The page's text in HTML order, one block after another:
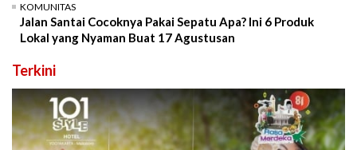
KOMUNITAS
Jalan Santai Cocoknya Pakai Sepatu Apa? Ini 6 Produk
Lokal yang Nyaman Buat 17 Agustusan
Terkini